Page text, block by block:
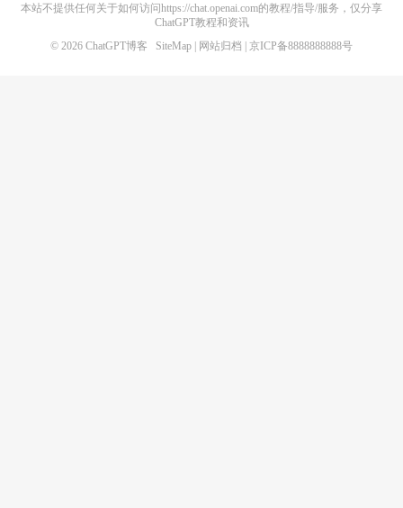
本站不提供任何关于如何访问https://chat.openai.com的教程/指导/服务，仅分享
ChatGPT教程和资讯
© 2026 ChatGPT博客 SiteMap | 网站归档 | 京ICP备8888888888号